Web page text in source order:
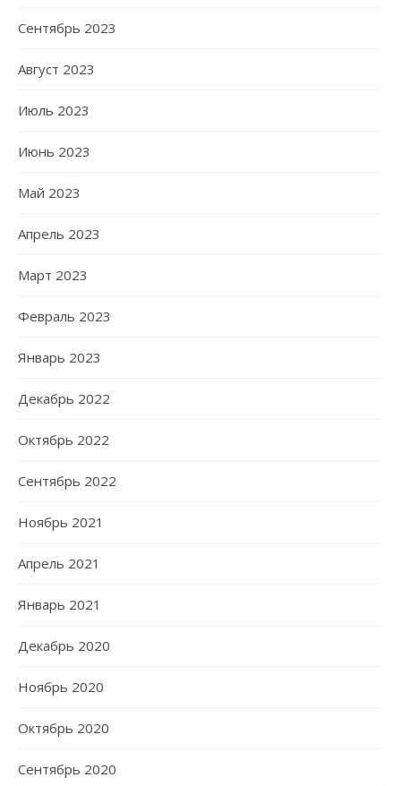
Сентябрь 2023
Август 2023
Июль 2023
Июнь 2023
Май 2023
Апрель 2023
Март 2023
Февраль 2023
Январь 2023
Декабрь 2022
Октябрь 2022
Сентябрь 2022
Ноябрь 2021
Апрель 2021
Январь 2021
Декабрь 2020
Ноябрь 2020
Октябрь 2020
Сентябрь 2020